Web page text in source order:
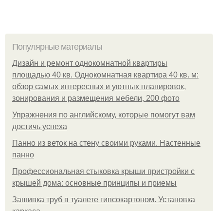
Популярные материалы
Дизайн и ремонт однокомнатной квартиры
площадью 40 кв. Однокомнатная квартира 40 кв. м:
обзор самых интересных и уютных планировок,
зонирования и размещения мебели, 200 фото
Упражнения по английскому, которые помогут вам
достичь успеха
Панно из веток на стену своими руками. Настенные
панно
Профессиональная стыковка крыши пристройки с
крышей дома: основные принципы и приемы
Зашивка труб в туалете гипсокартоном. Установка